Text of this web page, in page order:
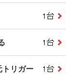
トリガー